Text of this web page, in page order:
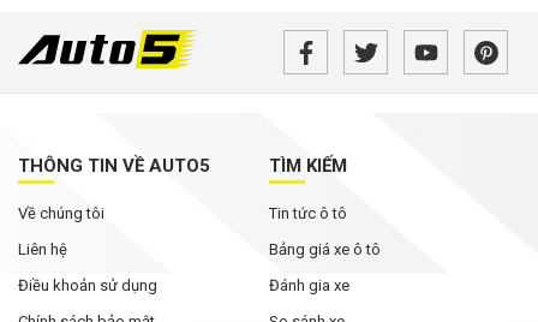
THÔNG TIN VỀ AUTO5
Về chúng tôi
Liên hệ
Điều khoản sử dụng
TÌM KIẾM
Tin tức ô tô
Bảng giá xe ô tô
Đánh gia xe